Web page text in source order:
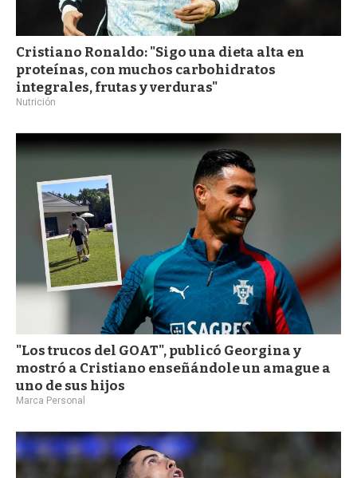
Cristiano Ronaldo: "Sigo una dieta alta en
proteínas, con muchos carbohidratos
integrales, frutas y verduras"
Nutrición
"Los trucos del GOAT", publicó Georgina y
mostró a Cristiano enseñándole un amague a
uno de sus hijos
Marca Personal